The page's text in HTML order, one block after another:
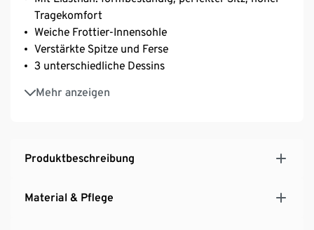
Tragekomfort
Weiche Frottier-Innensohle
Verstärkte Spitze und Ferse
3 unterschiedliche Dessins
Mehr anzeigen
Mit Polyamid und Baumwolle
Produktbeschreibung
Material & Pflege